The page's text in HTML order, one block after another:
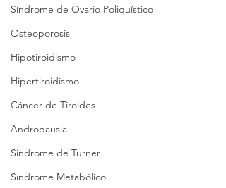
Síndrome de Ovario Poliquístico
Osteoporosis
Hipotiroidismo
Hipertiroidismo
Cáncer de Tiroides
Andropausia
Sindrome de Turner
Síndrome Metabólico